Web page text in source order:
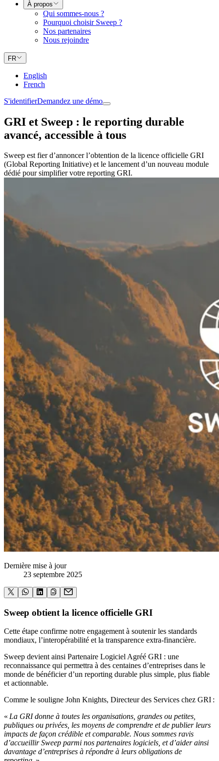
À propos
Qui sommes-nous ?
Pourquoi choisir Sweep ?
Nos partenaires
Nous rejoindre
FR
English
French
S'identifierDemandez une démo
GRI et Sweep : le reporting durable
avancé, accessible à tous
Sweep est fier d’annoncer l’obtention de la licence officielle GRI
(Global Reporting Initiative) et le lancement d’un nouveau module
dédié pour simplifier votre reporting GRI.
Dernière mise à jour
23 septembre 2025
Sweep obtient la licence officielle GRI
Cette étape confirme notre engagement à soutenir les standards
mondiaux, l’interopérabilité et la transparence extra-financière.
Sweep devient ainsi Partenaire Logiciel Agréé GRI : une
reconnaissance qui permettra à des centaines d’entreprises dans le
monde de bénéficier d’un reporting durable plus simple, plus fiable
et actionnable.
Comme le souligne John Knights, Directeur des Services chez GRI :
« La GRI donne à toutes les organisations, grandes ou petites,
publiques ou privées, les moyens de comprendre et de publier leurs
impacts de façon crédible et comparable. Nous sommes ravis
d’accueillir Sweep parmi nos partenaires logiciels, et d’aider ainsi
davantage d’entreprises à répondre à leurs obligations de